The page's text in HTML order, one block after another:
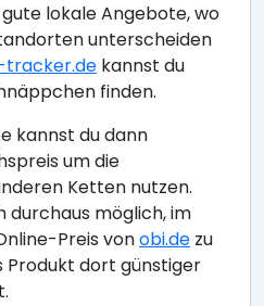
lokale Angebote, wo
unterscheiden
kannst du
finden.
kannst du dann
um die
Ketten nutzen.
durchaus möglich, im
Preis vonobi.de zu
dort günstiger